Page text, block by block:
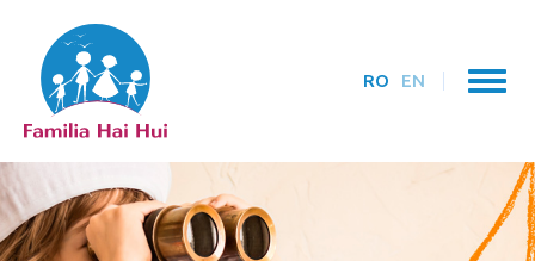
RO EN